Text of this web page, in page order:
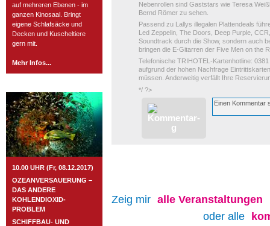
auf mehreren Ebenen - im
ganzen Kinosaal. Bringt
eigene Schlafsäcke und
Decken und Kuscheltiere
gern mit.
Mehr Infos...
10.00 UHR (Fr, 08.12.2017)
OZEANVERSAUERUNG –
DAS ANDERE
KOHLENDIOXID-
PROBLEM
SCHIFFBAU- UND
Nebenrollen sind Gaststars wie Teresa
Bernd Römer zu sehen.
Passend zu Lallys illegalen Plattendeals
Led Zeppelin, The Doors, Deep Purple,
Soundtrack durch die Show, sondern auch
bringen die E-Gitarren der Five Men on the
Telefonische TRIHOTEL-Kartenhotline:
aufgrund der hohen Nachfrage
müssen. Anderweitig verfällt Ihre
*/ ?>
Zeig mir alle Veranstaltungen
oder alle